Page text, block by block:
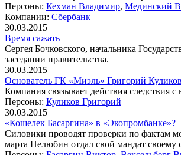
Персоны: Кехман Владимир, Мединский
Компании: Сбербанк
30.03.2015
Время сажать
Сергея Бочковского, начальника
заседании правительства.
30.03.2015
Основатель ГК «Миэль» Григорий
Компания связывает действия следствия
Персоны: Куликов Григорий
30.03.2015
«Кошелек Басаргина» в «Экопромбанке»?
Силовики проводят проверки по фактам
марта Нелюбин отдал свой мандат